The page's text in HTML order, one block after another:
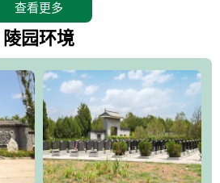
国传统文化作为前渠，由三条山脊环绕
坐南朝北向，左青龙，右白虎，前朱
动的生气遇到官厅的水又止住了，正好
要求。中华永久陵园风景庄重典雅、气
平川式墓园，陵园以皇家建筑风格为载
查看更多
陵园环境